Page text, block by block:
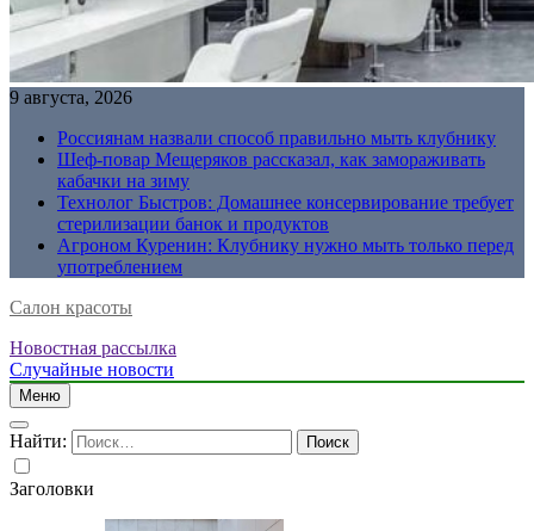
9 августа, 2026
Россиянам назвали способ правильно мыть клубнику
Шеф-повар Мещеряков рассказал, как замораживать
кабачки на зиму
Технолог Быстров: Домашнее консервирование требует
стерилизации банок и продуктов
Агроном Куренин: Клубнику нужно мыть только перед
употреблением
Салон красоты
Новостная рассылка
Случайные новости
Меню
Найти:
Заголовки